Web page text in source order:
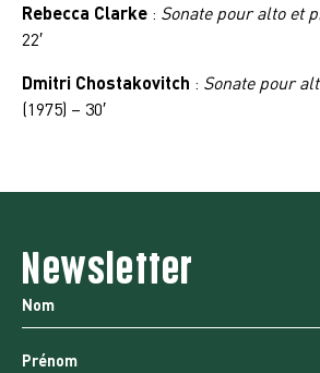
Rebecca Clarke : Sonate pour alto et
22′
Dmitri Chostakovitch : Sonate pour
(1975) – 30′
Newsletter